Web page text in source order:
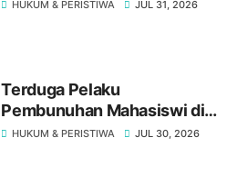
HUKUM & PERISTIWA JUL 31, 2026
Terduga Pelaku
Pembunuhan Mahasiswi di
Gomong Akhirnya Ditangkap
HUKUM & PERISTIWA JUL 30, 2026